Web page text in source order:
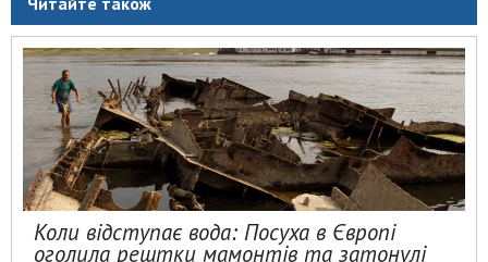
Коли відступає вода: Посуха в Європі
оголила рештки мамонтів та затонулі